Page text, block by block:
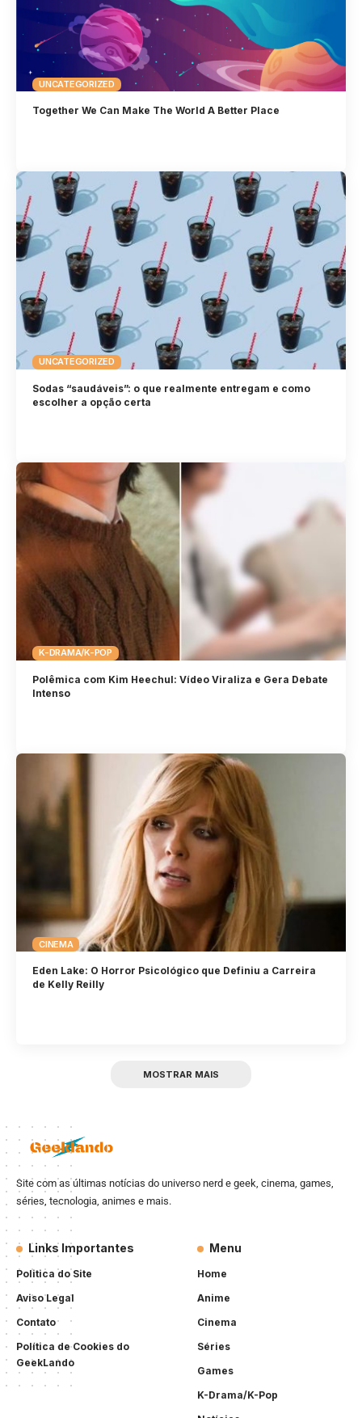
UNCATEGORIZED
Together We Can Make The World A Better Place
UNCATEGORIZED
Sodas “saudáveis”: o que realmente entregam e como
escolher a opção certa
K-DRAMA/K-POP
Polêmica com Kim Heechul: Vídeo Viraliza e Gera Debate
Intenso
CINEMA
Eden Lake: O Horror Psicológico que Definiu a Carreira
de Kelly Reilly
MOSTRAR MAIS
Site com as últimas notícias do universo nerd e geek, cinema, games,
séries, tecnologia, animes e mais.
Links Importantes
Politica do Site
Aviso Legal
Contato
Política de Cookies do
GeekLando
Menu
Home
Anime
Cinema
Séries
Games
K-Drama/K-Pop